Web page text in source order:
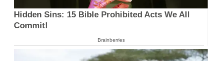
Hidden Sins: 15 Bible Prohibited Acts We All
Commit!
Brainberries